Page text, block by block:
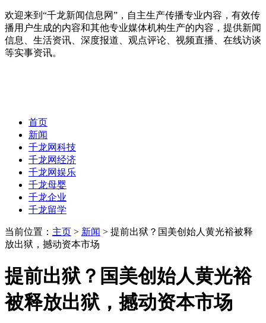
欢迎来到“千龙新闻信息网”，自主生产传播专业内容，有效传
播用户生成的内容和其他专业媒体机构生产的内容，提供新闻
信息、生活资讯、深度报道、观点评论、视频直播、在线访谈
等实事资讯。
首页
新闻
千龙网科技
千龙网经济
千龙网娱乐
千龙母婴
千龙企业
千龙留学
当前位置： 主页 > 新闻 > 提前出狱？国美创始人黄光裕被释
放出狱，撼动资本市场
提前出狱？国美创始人黄光裕
被释放出狱，撼动资本市场